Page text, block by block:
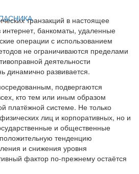
транзакций в настоящее
интернет, банкоматы, удаленные
операции с использованием
не ограничиваются пределами
деятельности
динамично развивается.
подвергаются
кто тем или иным образом
платёжной системе. Не только
лиц и корпоративных, но и
и общественные
тенденцию
и снижения уровня
фактор по-прежнему остаётся